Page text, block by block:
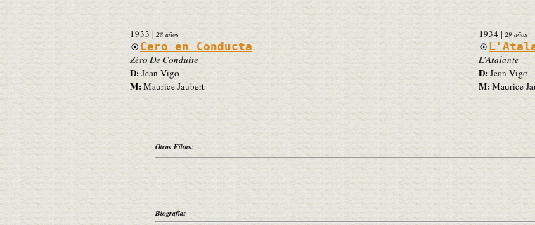
1933 | 28 años
Cero en Conducta
Zéro De Conduite
D:Jean Vigo
M:Maurice Jaubert
1934| 29 años
L'Atalante
D:Jean Vigo
M:Maurice
Otros Films:
Biografía: